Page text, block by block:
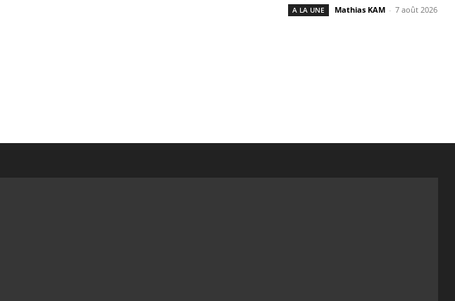
A LA UNE Mathias KAM - 7 août 2026